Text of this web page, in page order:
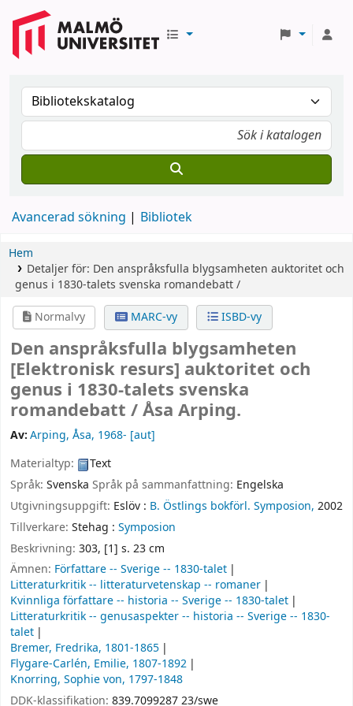
Avancerad sökning Bibliotek
Hem
Detaljer för: Den anspråksfulla blygsamheten auktoritet och
genus i 1830-talets svenska romandebatt /
Normalvy
MARC-vy ISBD-vy
Den anspråksfulla blygsamheten
[Elektronisk resurs] auktoritet och
genus i 1830-talets svenska
romandebatt /Åsa Arping.
Av:Arping, Åsa, 1968- [aut]
Materialtyp:
Text
Språk: Svenska Språk på sammanfattning: Engelska
Utgivningsuppgift: Eslöv : B. Östlings bokförl. Symposion, 2002
Tillverkare: Stehag : Symposion
Beskrivning: 303, [1] s. 23 cm
Ämnen: Författare -- Sverige -- 1830-talet
Litteraturkritik -- litteraturvetenskap -- romaner
Kvinnliga författare -- historia -- Sverige -- 1830-talet
Litteraturkritik -- genusaspekter -- historia -- Sverige -- 1830-
talet
Bremer, Fredrika, 1801-1865
Flygare-Carlén, Emilie, 1807-1892
Knorring, Sophie von, 1797-1848
DDK-klassifikation: 839.7099287 23/swe